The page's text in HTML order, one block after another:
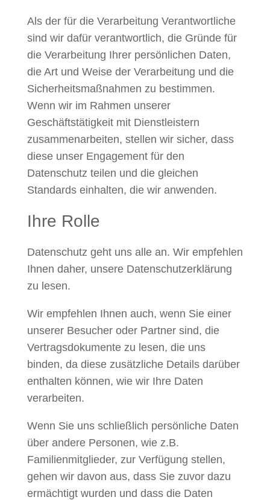
Als der für die Verarbeitung Verantwortliche
sind wir dafür verantwortlich, die Gründe für
die Verarbeitung Ihrer persönlichen Daten,
die Art und Weise der Verarbeitung und die
Sicherheitsmaßnahmen zu bestimmen.
Wenn wir im Rahmen unserer
Geschäftstätigkeit mit Dienstleistern
zusammenarbeiten, stellen wir sicher, dass
diese unser Engagement für den
Datenschutz teilen und die gleichen
Standards einhalten, die wir anwenden.
Ihre Rolle
Datenschutz geht uns alle an. Wir empfehlen
Ihnen daher, unsere Datenschutzerklärung
zu lesen.
Wir empfehlen Ihnen auch, wenn Sie einer
unserer Besucher oder Partner sind, die
Vertragsdokumente zu lesen, die uns
binden, da diese zusätzliche Details darüber
enthalten können, wie wir Ihre Daten
verarbeiten.
Wenn Sie uns schließlich persönliche Daten
über andere Personen, wie z.B.
Familienmitglieder, zur Verfügung stellen,
gehen wir davon aus, dass Sie zuvor dazu
ermächtigt wurden und dass die Daten